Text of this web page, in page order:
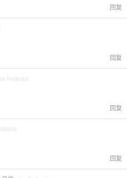
回复
回复
Android
回复
回复